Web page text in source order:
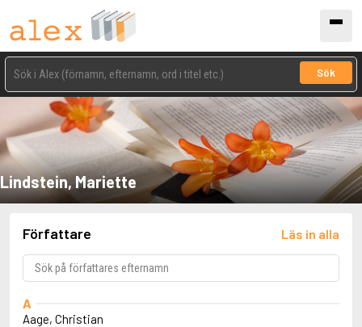
Sök
Lindstein, Mariette
Författare Läs in alla
A
Aage, Christian